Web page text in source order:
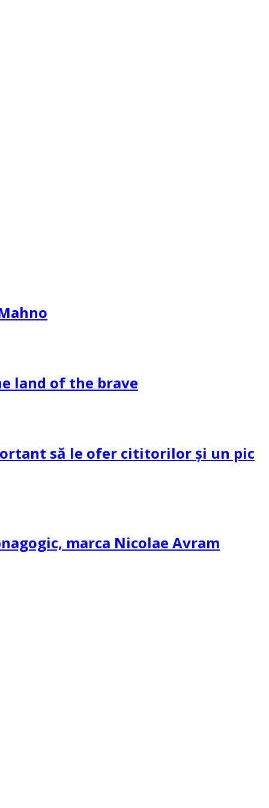
land of the brave
să le ofer cititorilor și un pic
marca Nicolae Avram